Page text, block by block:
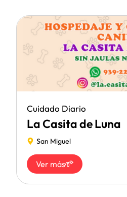
Cuidado Diario
La Casita de Luna
San Miguel
Ver más